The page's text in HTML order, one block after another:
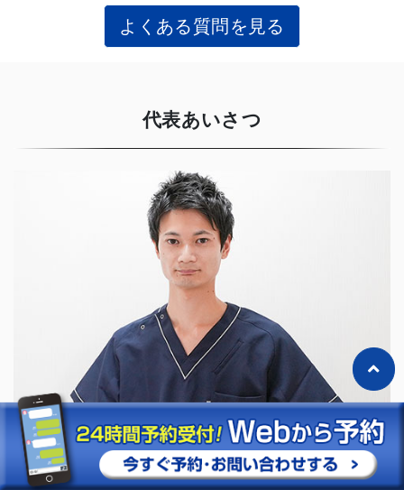
よくある質問を見る
代表あいさつ
「清須みくる整骨院・整体院」
代表：松原 裕紀